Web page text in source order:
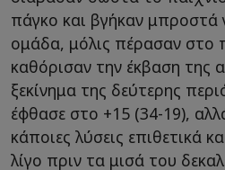
πάγκο και βγήκαν μπροστά
ομάδα, μόλις πέρασαν στο
καθόρισαν την έκβαση της
ξεκίνημα της δεύτερης
έφθασε στο +15 (34-19),
κάποιες λύσεις επιθετικά
λίγο πριν τα μισά του